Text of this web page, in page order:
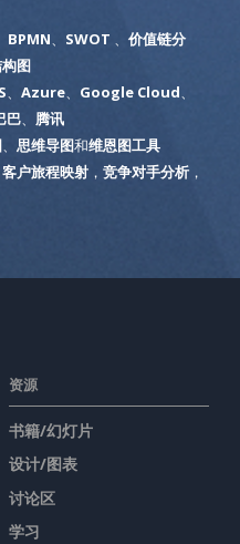
BPMN SWOT
价值链分
图
Azure、 Google Cloud
巴、 腾讯
、 思维导图和维恩图工具
客户旅程映射， 竞争对手分析，
资源
书籍/幻灯片
设计/图表
讨论区
学习